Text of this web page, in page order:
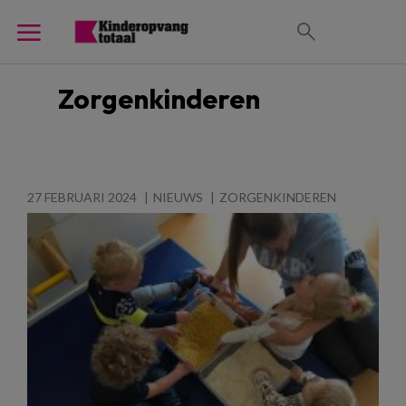
Zorgenkinderen
27 FEBRUARI 2024 NIEUWS ZORGENKINDEREN